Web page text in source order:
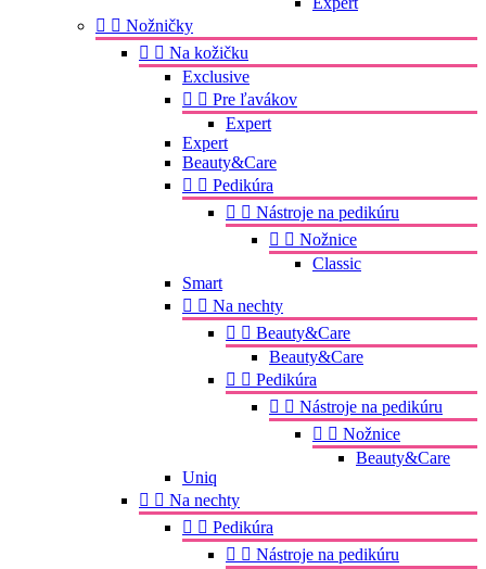
  Nožničky
  Na kožičku
Exclusive
  Pre ľavákov
Expert
Expert
Beauty&Care
  Pedikúra
  Nástroje na pedikúru
  Nožnice
Classic
Smart
  Na nechty
  Beauty&Care
Beauty&Care
  Pedikúra
  Nástroje na pedikúru
  Nožnice
Beauty&Care
Uniq
  Na nechty
  Pedikúra
  Nástroje na pedikúru